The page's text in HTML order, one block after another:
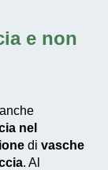
e non
nel
di vasche
. Al